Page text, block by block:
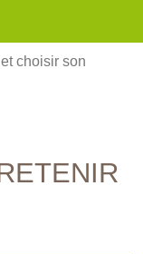
choisir son